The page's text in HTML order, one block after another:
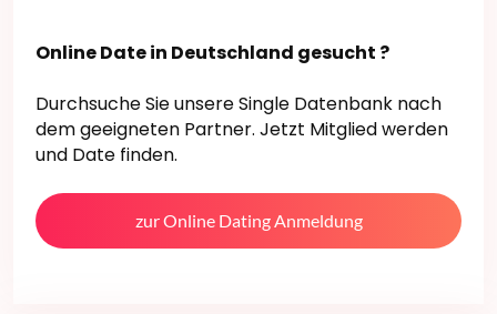
Online Date in Deutschland gesucht ?
Durchsuche Sie unsere Single Datenbank nach
dem geeigneten Partner. Jetzt Mitglied werden
und Date finden.
zur Online Dating Anmeldung